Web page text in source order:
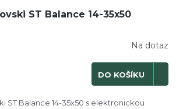
ST Balance 14-35x50
Na dotaz
DO KOŠÍKU
ST Balance 14-35x50 s elektronickou